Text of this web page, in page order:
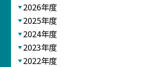
2026年度
2025年度
2024年度
2023年度
2022年度